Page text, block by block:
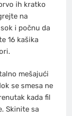
ih kratko
na
i počnu da
16 kašika
mešajući
se smesa ne
kada fil
Skinite sa